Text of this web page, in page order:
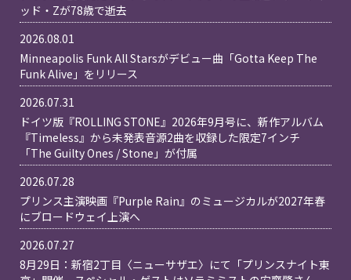
ッド・Zが78歳で逝去
2026.08.01
Minneapolis Funk All Starsがデビュー曲「Gotta Keep The
Funk Alive」をリリース
2026.07.31
ドイツ版『ROLLING STONE』2026年9月号に、新作アルバム
『Timeless』から未発表音源2曲を収録した限定7インチ
「The Guilty Ones / Stone」が付属
2026.07.28
プリンス主演映画『Purple Rain』のミュージカルが2027年春
にブロードウェイ上演へ
2026.07.27
8月29日：新宿2丁目〈ニューサザエ〉にて「プリンスナイト東